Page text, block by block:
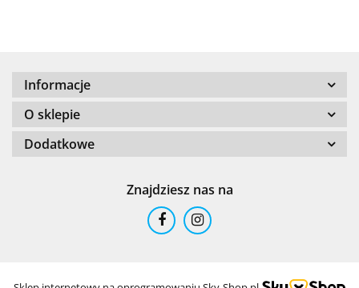
101 INC
Informacje
O sklepie
Dodatkowe
Znajdziesz nas na